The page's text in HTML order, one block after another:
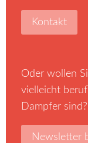
Kontakt
Oder wollen
vielleicht
Dampfer sind?
Newsletter